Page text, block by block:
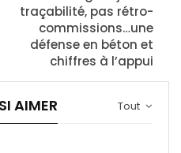
traçabilité, pas rétro-
commissions…une
défense en béton et
chiffres à l’appui
Tout
AIMER